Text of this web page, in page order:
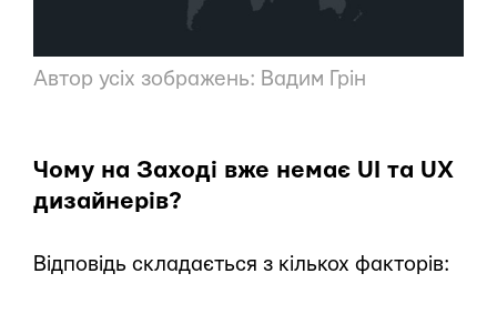
Автор усіх зображень: Вадим Грін
Чому на Заході вже немає UI та UX
дизайнерів?
Відповідь складається з кількох факторів: